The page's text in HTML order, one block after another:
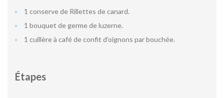
1 conserve de Rillettes de canard.
1 bouquet de germe de luzerne.
1 cuillère à café de confit d’oignons par bouchée.
Étapes